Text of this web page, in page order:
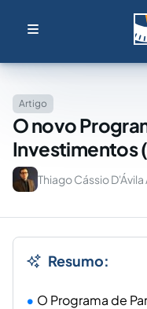
Artigo
O novo
Investimentos
Thiago Cássio D'Ávila
Resumo:
O Programa de